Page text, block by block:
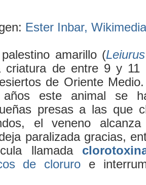
Ester Inbar,
amarillo (
criatura de entre 9 y
de Oriente
este animal se
presas a las que
el veneno
paralizada gracias,
llamada
de cloruro e